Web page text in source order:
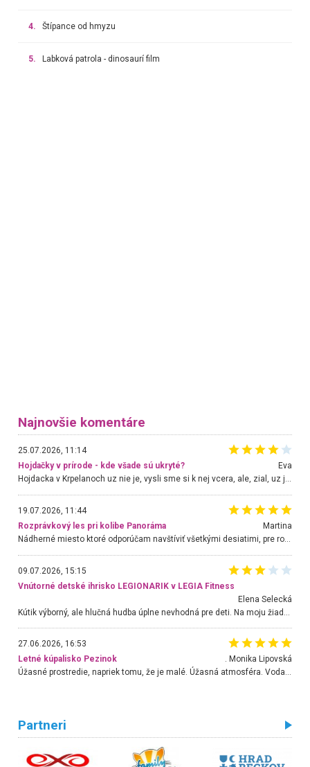
4. Štípance od hmyzu
5. Labková patrola - dinosaurí film
Najnovšie komentáre
25.07.2026, 11:14
Hojdačky v prírode - kde všade sú ukryté?
Eva
Hojdacka v Krpelanoch uz nie je, vysli sme si k nej vcera, ale, zial, uz je znicena. Ak sem planujete cestu len kvoli hojdacke, mozete si ju usetrit. Krasny vyhlad je tu vsak aj bez hojdacky :-)
19.07.2026, 11:44
Rozprávkový les pri kolibe Panoráma
Martina
Nádherné miesto ktoré odporúčam navštíviť všetkými desiatimi, pre rodiny s deťmi, dôchodcom... Proste a jednoducho ozaj rozprávkový les.. určite ešte prídeme. Odniesli sme si na pamiatku krásne tričká,
09.07.2026, 15:15
Vnútorné detské ihrisko LEGIONARIK v LEGIA Fitness
Elena Selecká
27.06.2026, 16:53
Letné kúpalisko Pezinok
. Monika Lipovská
Úžasné prostredie, napriek tomu, že je malé. Úžasná atmosféra. Voda fantastická a nádherná. Ľudí je pomerne veľa, ale su mili a ohľaduplní. Je veľmi zaujímavé sledovať, ako dokážu spolu športovať cudzí ľudia a bez ohľadu na vek. Vládne tu pohoda. Vnuka neviem dostať z vody. Ďakujem za krásny deň . Urcite sa sem vrátim. Jediný problém je s parkovaním, ale aj ten sa mi podarilo vyriešiť. Monika Bratislava
Partneri